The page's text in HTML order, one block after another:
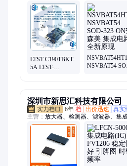
器、74系列逻辑芯片、传感器、控制
LTST-C190TBKT-
5A LTST-
NSVBAT54
深圳市新思汇科技有限公司
6年 档 出价迅速 真实
主营： 放大器、检测器、滤波器、集
衰减器、解调器、变压器、合成器、
rfid天线、终端负载、隔直流器、微波
控ic、频率综合器、便携式仪器、mcl
频适配器、定向耦合器